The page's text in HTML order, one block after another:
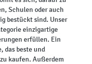
Schulen oder auch
bestückt sind. Unser
einzigartige
erfüllen. Ein
das beste und
kaufen. Außerdem